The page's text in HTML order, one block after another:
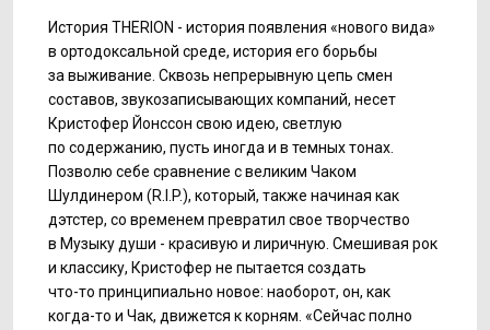
История THERION - история появления «нового вида»
в ортодоксальной среде, история его борьбы
за выживание. Сквозь непрерывную цепь смен
составов, звукозаписывающих компаний, несет
Кристофер Йонссон свою идею, светлую
по содержанию, пусть иногда и в темных тонах.
Позволю себе сравнение с великим Чаком
Шулдинером (R.I.P.), который, также начиная как
дэтстер, со временем превратил свое творчество
в Музыку души - красивую и лиричную. Смешивая рок
и классику, Кристофер не пытается создать
что-то принципиально новое: наоборот, он, как
когда-то и Чак, движется к корням. «Сейчас полно